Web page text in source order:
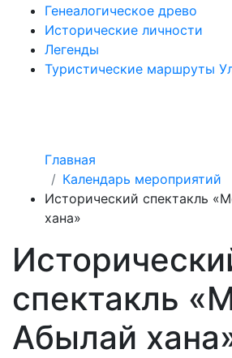
Генеалогическое древо
Исторические личности
Легенды
Туристические маршруты
Главная
Календарь мероприятий
Исторический спектакль
хана»
спектакль
Абылай